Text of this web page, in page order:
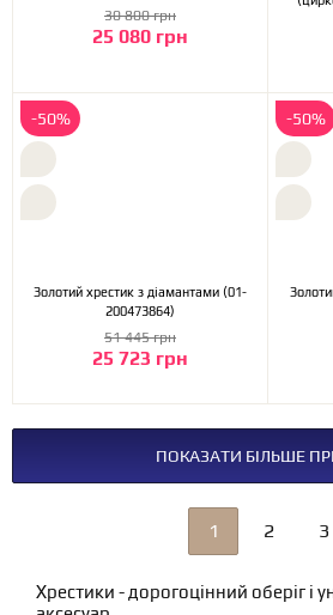
25 080 грн
30 800 грн
-50%
Золотий хрестик з діамантами (01-
200473864)
25 723 грн
51 445 грн
-50%
ПОКАЗАТИ БІЛЬШЕ
1 2 3
Хрестики - дорогоцінний оберіг і